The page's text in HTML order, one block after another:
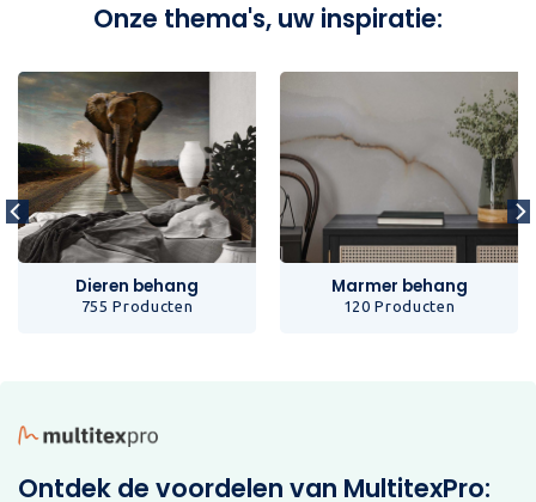
Onze thema's, uw inspiratie:
Dieren behang
755 Producten
Marmer behang
120 Producten
Ontdek de voordelen van MultitexPro: